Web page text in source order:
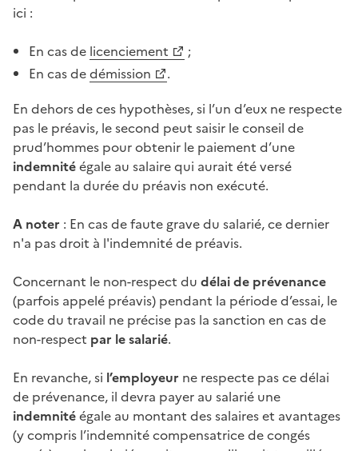
ici :
En cas de licenciement
;
En cas dedémission
.
En dehors de ces hypothèses, si l’un d’eux ne respecte
pas le préavis, le second peut saisir leconseil de
prud’hommes pour obtenir le paiement d’une
indemnitéégale au salaire qui aurait été versé
pendant la durée du préavis non exécuté.
A noter : En cas defaute gravedu salarié, ce dernier
n'a pas droit à l'indemnité de préavis.
Concernant le non-respect du délai de prévenance
(parfois appelé préavis) pendant la période d’essai, le
code du travail ne précise pas la sanction en cas de
non-respect par le salarié.
En revanche, si l’employeur ne respecte pas cedélai
de prévenance, il devra payer au salarié une
indemnitéégale au montant des salaires et avantages
(y compris l’indemnité compensatrice de congés